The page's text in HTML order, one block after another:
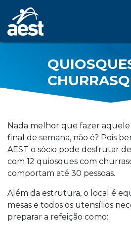
Nada melhor que fazer
final de semana, não é? Pois
AEST o sócio pode desfrutar
com 12 quiosques com
comportam até 30 pessoas.
Além da estrutura, o local é
mesas e todos os utensílios
preparar a refeição como: